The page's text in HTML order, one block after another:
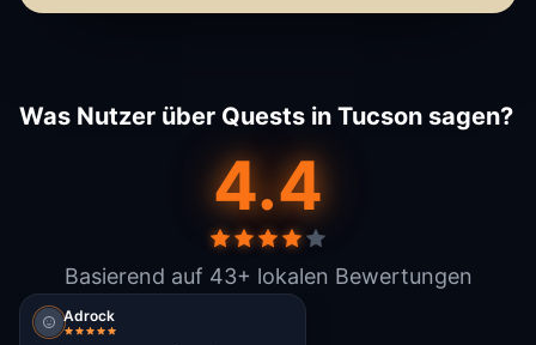
Was Nutzer über Quests in Tucson sagen?
4.4
Basierend auf 43+ lokalen Bewertungen
Adrock